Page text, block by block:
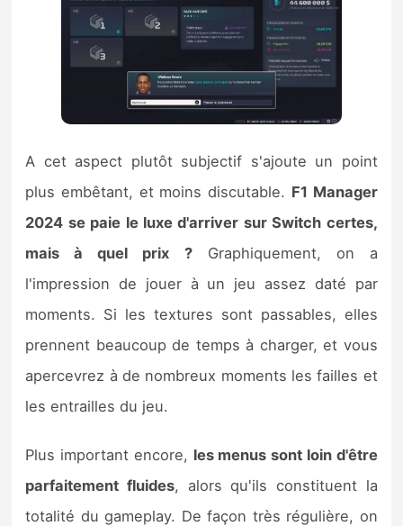
A cet aspect plutôt subjectif s'ajoute un point
plus embêtant, et moins discutable. F1 Manager
2024 se paie le luxe d'arriver sur Switch certes,
mais à quel prix ?Graphiquement, on a
l'impression de jouer à un jeu assez daté par
moments. Si les textures sont passables, elles
prennent beaucoup de temps à charger, et vous
apercevrez à de nombreux moments les failles et
les entrailles du jeu.
Plus important encore, les menus sont loin d'être
parfaitement fluides, alors qu'ils constituent la
totalité du gameplay. De façon très régulière, on